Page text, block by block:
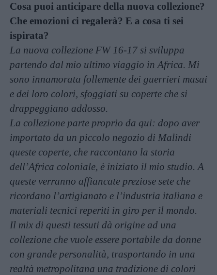
Cosa puoi anticipare della nuova collezione?
Che emozioni ci regalerà? E a cosa ti sei
ispirata?
La nuova collezione FW 16-17 si sviluppa
partendo dal mio ultimo viaggio in Africa. Mi
sono innamorata follemente dei guerrieri masai
e dei loro colori, sfoggiati su coperte che si
drappeggiano addosso.
La collezione parte proprio da qui: dopo aver
importato da un piccolo negozio di Malindi
queste coperte, che raccontano la storia
dell’Africa coloniale, è iniziato il mio studio. A
queste verranno affiancate preziose sete che
ricordano l’artigianato e l’industria italiana e
materiali tecnici reperiti in giro per il mondo.
Il mix di questi tessuti dà origine ad una
collezione che vuole essere portabile da donne
con grande personalità, trasportando in una
realtà metropolitana una tradizione di colori